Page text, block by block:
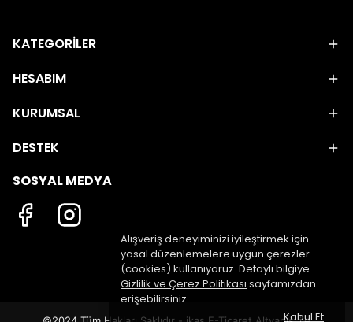
Alışveriş deneyiminizi iyileştirmek için
yasal düzenlemelere uygun çerezler
(cookies) kullanıyoruz. Detaylı bilgiye
Gizlilik ve Çerez Politikası sayfamızdan
erişebilirsiniz.
Kabul Et
KATEGORİLER
HESABIM
KURUMSAL
DESTEK
SOSYAL MEDYA